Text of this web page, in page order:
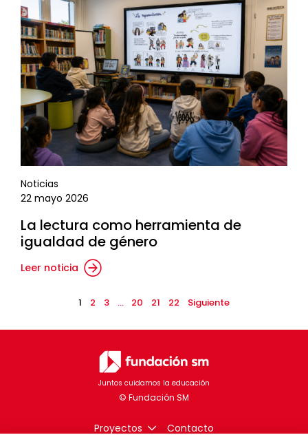
Noticias
22 mayo 2026
La lectura como herramienta de
igualdad de género
Leer noticia
1 2 3 … 20 21 22 Siguiente
Juntos cuidamos la educación
Proyectos Contacto